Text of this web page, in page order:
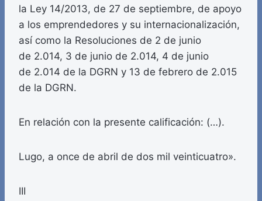
la Ley 14/2013, de 27 de septiembre, de apoyo
a los emprendedores y su internacionalización,
así como la Resoluciones de 2 de junio
de 2.014, 3 de junio de 2.014, 4 de junio
de 2.014 de la DGRN y 13 de febrero de 2.015
de la DGRN.
En relación con la presente calificación: (…).
Lugo, a once de abril de dos mil veinticuatro».
III